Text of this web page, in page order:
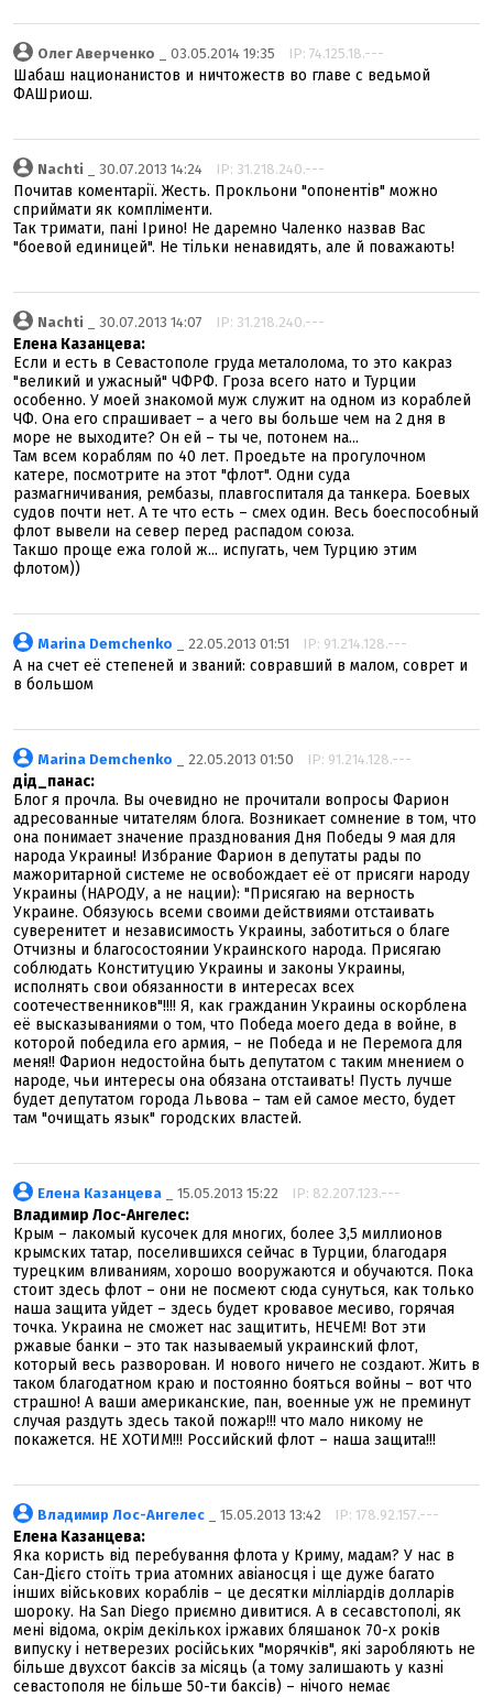
Олег Аверченко _ 03.05.2014 19:35 IP: 74.125.18.---
Шабаш национанистов и ничтожеств во главе с ведьмой
ФАШриош.
Nachti _ 30.07.2013 14:24 IP: 31.218.240.---
Почитав коментарії. Жесть. Прокльони "опонентів" можно
сприймати як компліменти.
Так тримати, пані Ірино! Не даремно Чаленко назвав Вас
"боевой единицей". Не тільки ненавидять, але й поважають!
Nachti _ 30.07.2013 14:07 IP: 31.218.240.---
Елена Казанцева:
Если и есть в Севастополе груда металолома, то это какраз
"великий и ужасный" ЧФРФ. Гроза всего нато и Турции
особенно. У моей знакомой муж служит на одном из кораблей
ЧФ. Она его спрашивает – а чего вы больше чем на 2 дня в
море не выходите? Он ей – ты че, потонем на...
Там всем кораблям по 40 лет. Проедьте на прогулочном
катере, посмотрите на этот "флот". Одни суда
размагничивания, рембазы, плавгоспиталя да танкера. Боевых
судов почти нет. А те что есть – смех один. Весь боеспособный
флот вывели на север перед распадом союза.
Такшо проще ежа голой ж... испугать, чем Турцию этим
флотом))
Marina Demchenko _ 22.05.2013 01:51 IP: 91.214.128.---
А на счет её степеней и званий: совравший в малом, соврет и
в большом
Marina Demchenko _ 22.05.2013 01:50 IP: 91.214.128.---
дід_панас:
Блог я прочла. Вы очевидно не прочитали вопросы Фарион
адресованные читателям блога. Возникает сомнение в том, что
она понимает значение празднования Дня Победы 9 мая для
народа Украины! Избрание Фарион в депутаты рады по
мажоритарной системе не освобождает её от присяги народу
Украины (НАРОДУ, а не нации): "Присягаю на верность
Украине. Обязуюсь всеми своими действиями отстаивать
суверенитет и независимость Украины, заботиться о благе
Отчизны и благосостоянии Украинского народа. Присягаю
соблюдать Конституцию Украины и законы Украины,
исполнять свои обязанности в интересах всех
соотечественников"!!!! Я, как гражданин Украины оскорблена
её высказываниями о том, что Победа моего деда в войне, в
которой победила его армия, – не Победа и не Перемога для
меня!! Фарион недостойна быть депутатом с таким мнением о
народе, чьи интересы она обязана отстаивать! Пусть лучше
будет депутатом города Львова – там ей самое место, будет
там "очищать язык" городских властей.
Елена Казанцева _ 15.05.2013 15:22 IP: 82.207.123.---
Владимир Лос-Ангелес:
Крым – лакомый кусочек для многих, более 3,5 миллионов
крымских татар, поселившихся сейчас в Турции, благодаря
турецким вливаниям, хорошо вооружаются и обучаются. Пока
стоит здесь флот – они не посмеют сюда сунуться, как только
наша защита уйдет – здесь будет кровавое месиво, горячая
точка. Украина не сможет нас защитить, НЕЧЕМ! Вот эти
ржавые банки – это так называемый украинский флот,
который весь разворован. И нового ничего не создают. Жить в
таком благодатном краю и постоянно бояться войны – вот что
страшно! А ваши американские, пан, военные уж не преминут
случая раздуть здесь такой пожар!!! что мало никому не
покажется. НЕ ХОТИМ!!! Российский флот – наша защита!!!
Владимир Лос-Ангелес _ 15.05.2013 13:42 IP: 178.92.157.---
Елена Казанцева:
Яка користь від перебування флота у Криму, мадам? У нас в
Сан-Дієго стоїть триа атомних авіаносця і ще дуже багато
інших військових кораблів – це десятки мілліардів долларів
шороку. На San Diego приємно дивитися. А в сесавстополі, як
мені відома, окрім декількох іржавих бляшанок 70-х років
випуску і нетверезих російських "морячків", які заробляють не
більше двухсот баксів за місяць (а тому залишають у казні
севастополя не більше 50-ти баксів) – нічого немає